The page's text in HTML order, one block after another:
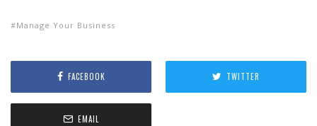
Manage Your Business
FACEBOOK TWITTER
EMAIL